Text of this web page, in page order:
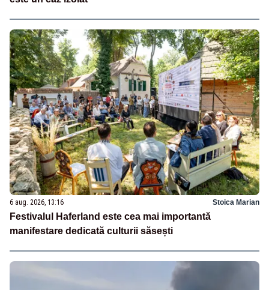
6 aug. 2026, 13:16 Stoica Marian
Festivalul Haferland este cea mai importantă
manifestare dedicată culturii săsești